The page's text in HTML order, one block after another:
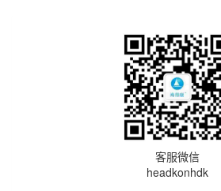
客服微信
headkonhdk